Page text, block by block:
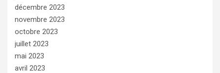
décembre 2023
novembre 2023
octobre 2023
juillet 2023
mai 2023
avril 2023